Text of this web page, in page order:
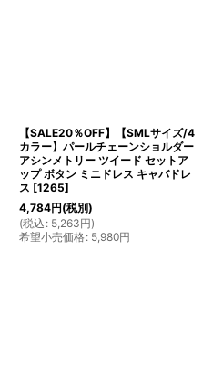
【SALE20％OFF】【SMLサイズ/4
カラー】パールチェーンショルダー
アシンメトリー ツイード セットア
ップ ボタン ミニドレス キャバドレ
ス [1265]
4,784円(税別)
(税込 : 5,263円)
希望小売価格: 5,980円